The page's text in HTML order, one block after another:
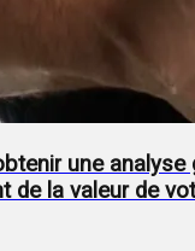
une analyse
de la valeur de